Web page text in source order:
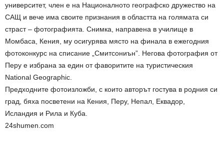
университет, член е на Националното географско дружество на
САЩ и вече има своите признания в областта на голямата си
страст – фотографията. Снимка, направена в училище в
Момбаса, Кения, му осигурява място на финала в ежегодния
фотоконкурс на списание „Смитсониън”. Негова фотография от
Перу е избрана за един от фаворитите на туристическия
National Geographic.
Предходните фотоизложби, с които авторът гостува в родния си
град, бяха посветени на Кения, Перу, Непал, Еквадор,
Исландия и Рила и Куба.
24shumen.com